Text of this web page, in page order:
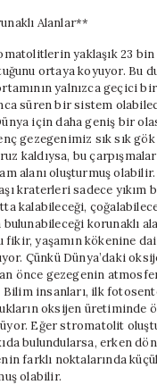
Alanlar**
yaklaşık 23
ortaya koyuyor. Bu
yalnızca geçici
süren bir sistem
için daha geniş bir
gezegenimiz sık sık gök
kaldıysa, bu
alanı oluşturmuş
kraterleri sadece yıkım
kalabileceği,
bulunabileceği korunaklı
fikir, yaşamın kökenine
Çünkü Dünya’daki
önce gezegenin
Bilim insanları, ilk
oksijen üretiminde
Eğer stromatolit
bulundularsa, erken
farklı noktalarında
olabilir.